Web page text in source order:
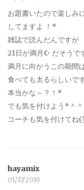
お題書いたので楽しみ
してますよ ！*
雑誌で読んだんですが
21日が満月☪︎ だそうで
満月に向かうこの期間
食べても太るらしいで
本当かな～？！*
でも気を付けよう*＾
コーチも気を付けてね
hayamix
01/17/2019